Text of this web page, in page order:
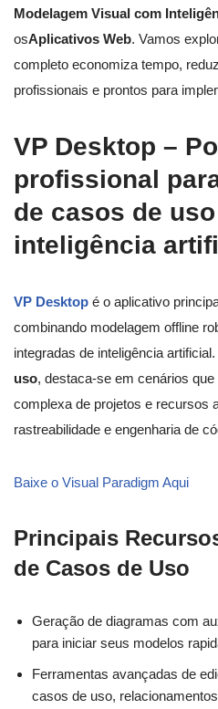
Modelagem Visual com
osAplicativos Web. Vamos
completo economiza tempo,
profissionais e prontos para
VP Desktop –
profissional
de casos de
inteligência
VP Desktop é o aplicativo
combinando modelagem offline
integradas de inteligência
uso, destaca-se em cenários
complexa de projetos e recursos
rastreabilidade e engenharia de
Baixe o Visual Paradigm Aqui
Principais
de Casos de Uso
Geração de diagramas com
para iniciar seus modelos
Ferramentas avançadas de
casos de uso,